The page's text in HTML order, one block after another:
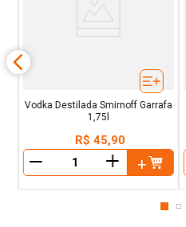
Vodka Destilada Smirnoff Garrafa
1,75l
R$ 45,90
＋